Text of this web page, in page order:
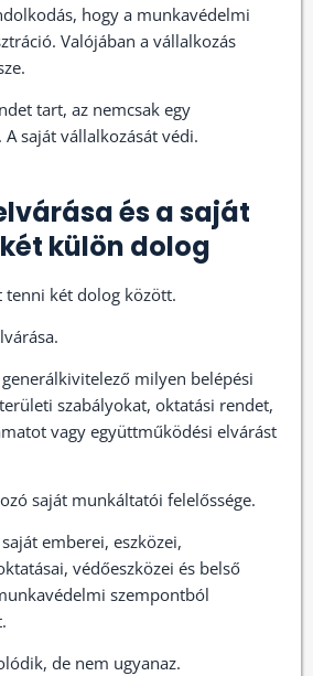
hogy a munkavédelmi
Valójában a vállalkozás
tart, az nemcsak egy
saját vállalkozását védi.
és a saját
külön dolog
tenni két dolog között.
milyen belépési
szabályokat, oktatási rendet,
vagy együttműködési elvárást
saját munkáltatói felelőssége.
emberei, eszközei,
védőeszközei és belső
szempontból
de nem ugyanaz.